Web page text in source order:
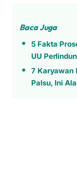
Baca Juga
5 Fakta
UU
7 Karyawan
Palsu, Ini